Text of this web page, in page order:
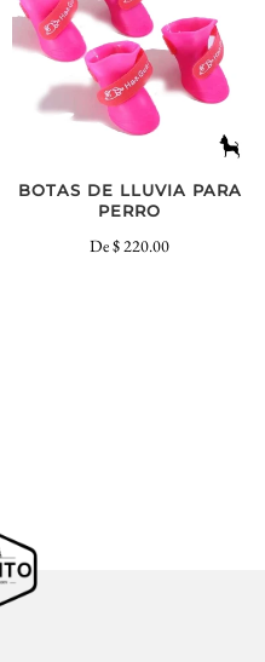
BOTAS DE LLUVIA PARA
PERRO
De$ 220.00